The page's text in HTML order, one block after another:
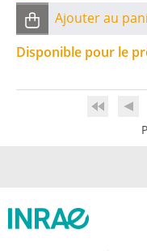
Ajouter au
Disponible pour le